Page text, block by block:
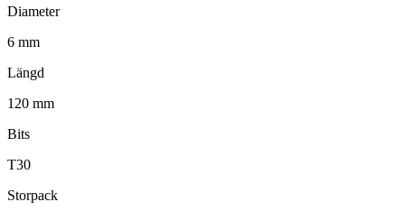
Diameter
6 mm
Längd
120 mm
Bits
T30
Storpack